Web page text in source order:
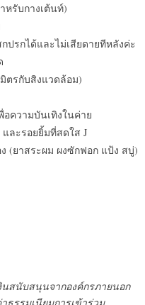
หรับกางเต้นท์)
ปรกได้และไม่เสียดายทีหลังค่ะ
ตรกับสิงแวดล้อม)
อความบันเทิงในค่าย
ละรอยยิ้มที่สดใส J
(ยาสระผม ผงซักฟอก แป้ง สบู่)
นสนับสนุนจากองค์กรภายนอก